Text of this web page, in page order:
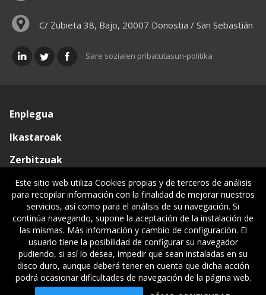
C/ Zubieta 38, Bajo, 20007 Donostia / San Sebastián
Sare sozialen pribatutasun-politika
Enplegua
Ikastaroak
Zerbitzuak
Elkargoa
Oniritziak
Lehiatila Bakarra
Lege informazioa
© Gipuzkoako Industri Ingeniariaren Elkargo Ofiziala - Colegio
Este sitio web utiliza Cookies propias y de terceros de análisis
para recopilar información con la finalidad de mejorar nuestros
servicios, así como para el análisis de su navegación. Si
continúa navegando, supone la aceptación de la instalación de
las mismas. Más información y cambio de configuración. El
usuario tiene la posibilidad de configurar su navegador
pudiendo, si así lo desea, impedir que sean instaladas en su
disco duro, aunque deberá tener en cuenta que dicha acción
podrá ocasionar dificultades de navegación de la página web.